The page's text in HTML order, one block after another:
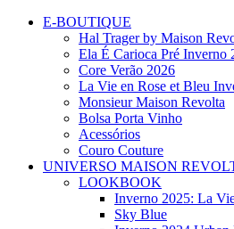
E-BOUTIQUE
Hal Trager by Maison
Ela É Carioca Pré Inverno
Core Verão 2026
La Vie en Rose et Bleu
Monsieur Maison Revolta
Bolsa Porta Vinho
Acessórios
Couro Couture
UNIVERSO MAISON
LOOKBOOK
Inverno 2025: La
Sky Blue